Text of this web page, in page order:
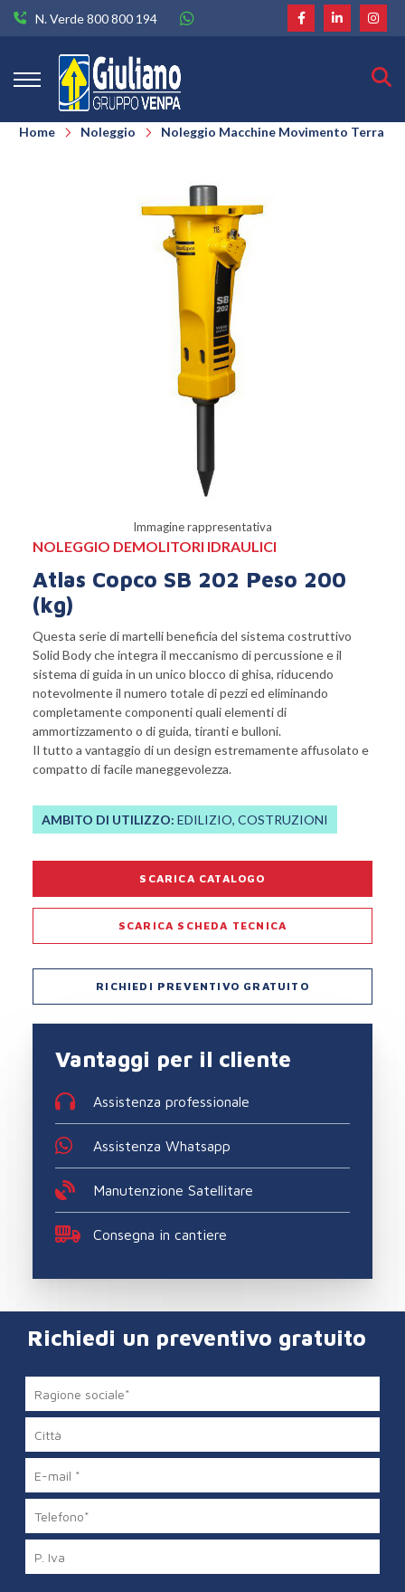
N. Verde 800 800 194
Home Noleggio Noleggio Macchine Movimento Terra
Immagine rappresentativa
NOLEGGIO DEMOLITORI IDRAULICI
Atlas Copco SB 202 Peso 200
(kg)
Questa serie di martelli beneficia del sistema costruttivo
Solid Body che integra il meccanismo di percussione e il
sistema di guida in un unico blocco di ghisa, riducendo
notevolmente il numero totale di pezzi ed eliminando
completamente componenti quali elementi di
ammortizzamento o di guida, tiranti e bulloni.
Il tutto a vantaggio di un design estremamente affusolato e
compatto di facile maneggevolezza.
AMBITO DI UTILIZZO: EDILIZIO, COSTRUZIONI
SCARICA CATALOGO
SCARICA SCHEDA TECNICA
RICHIEDI PREVENTIVO GRATUITO
Vantaggi per il cliente
Assistenza professionale
Assistenza Whatsapp
Manutenzione Satellitare
Consegna in cantiere
Richiedi un preventivo gratuito